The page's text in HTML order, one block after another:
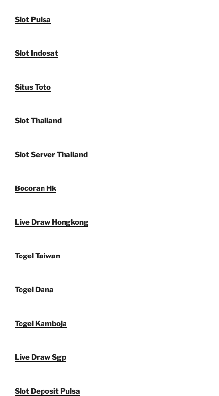
Slot Pulsa
Slot Indosat
Situs Toto
Slot Thailand
Slot Server Thailand
Bocoran Hk
Live Draw Hongkong
Togel Taiwan
Togel Dana
Togel Kamboja
Live Draw Sgp
Slot Deposit Pulsa